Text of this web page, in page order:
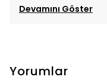
Devamını Göster
Yorumlar